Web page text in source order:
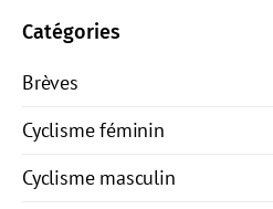
Catégories
Brèves
Cyclisme féminin
Cyclisme masculin